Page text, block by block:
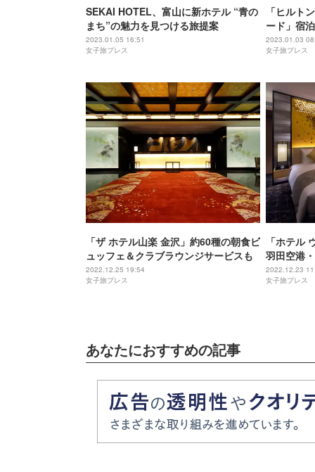
SEKAI HOTEL、富山に新ホテル “青の
まち”の魅力を見つける旅提案
2023.01.05 16:51
女子旅プレス
「ヒルト
ード」宿
お洒落“ヌ
ル
2023.01.03
女子旅プレス
「ザ ホテル山楽 金沢」約60種の朝食ビ
ュッフェ＆クラブラウンジサービスも
2022.12.25 19:54
女子旅プレス
「ホテル
羽田空港
泉、商業
ワン・ホ
2022.12.23
女子旅プレス
あなたにおすすめの記事